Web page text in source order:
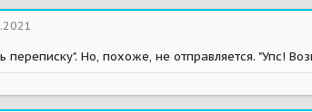
переписку". Но, похоже, не отправляется. "Упс!